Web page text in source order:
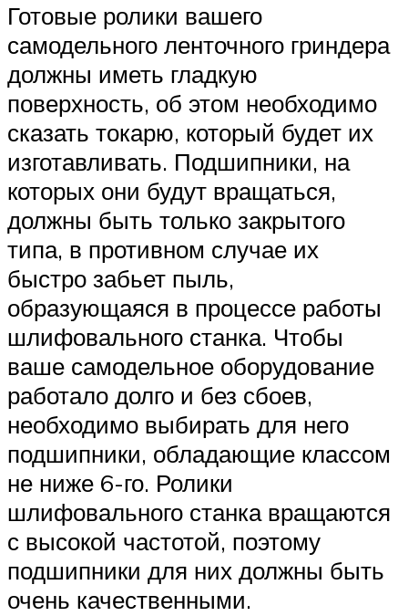
Готовые ролики вашего
самодельного ленточного гриндера
должны иметь гладкую
поверхность, об этом необходимо
сказать токарю, который будет их
изготавливать. Подшипники, на
которых они будут вращаться,
должны быть только закрытого
типа, в противном случае их
быстро забьет пыль,
образующаяся в процессе работы
шлифовального станка. Чтобы
ваше самодельное оборудование
работало долго и без сбоев,
необходимо выбирать для него
подшипники, обладающие классом
не ниже 6-го. Ролики
шлифовального станка вращаются
с высокой частотой, поэтому
подшипники для них должны быть
очень качественными.